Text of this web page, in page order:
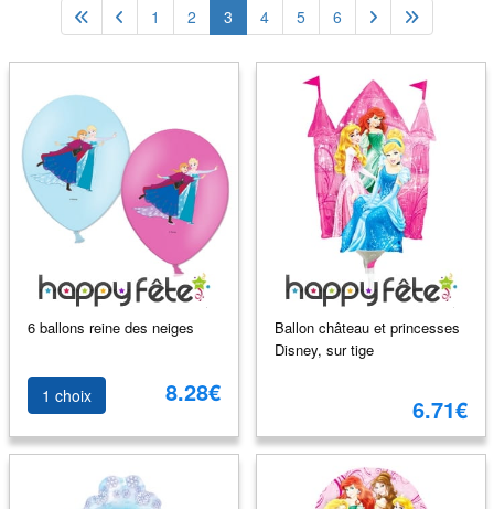
1 2 3 4 5 6
6 ballons reine des neiges
1 choix 8.28€
Ballon château et princesses
Disney, sur tige
6.71€